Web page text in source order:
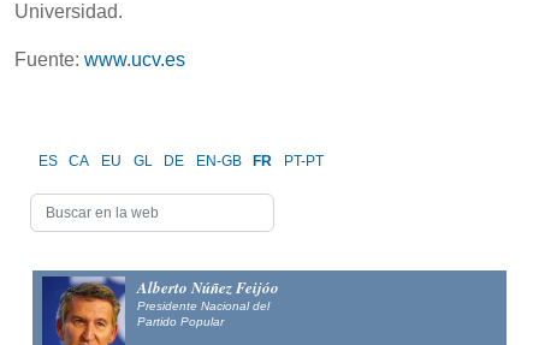
Universidad.
Fuente: www.ucv.es
ES CA EU GL DE EN-GB FR PT-PT
Alberto Núñez Feijóo
Presidente Nacional del
Partido Popular